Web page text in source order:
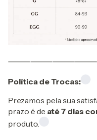
Política de Trocas:
Prezamos pela sua
prazo é de até 7 dias
produto.